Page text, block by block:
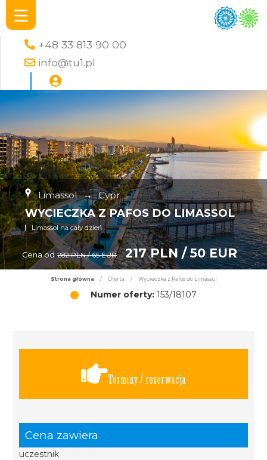
+48 33 813 90 00
info@tu1.pl
Limassol → Cypr
WYCIECZKA Z PAFOS DO LIMASSOL
LImassol na cały dzień
Cena od 282 PLN / 65 EUR 217 PLN / 50 EUR
Strona główna / Oferta / Wycieczka z Pafos do Limassol
Numer oferty: 153/18107
Terminy / rezerwacja
Cena zawiera
uczestnik